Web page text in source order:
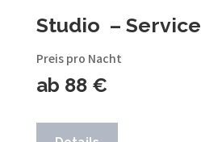
Studio –
Preis pro Nacht
ab 88 €